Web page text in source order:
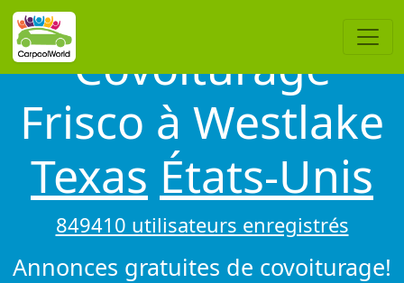
Covoiturage
Frisco à Westlake
Texas États-Unis
849410 utilisateurs enregistrés
Annonces gratuites de covoiturage!